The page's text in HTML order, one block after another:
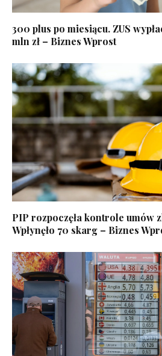
300 plus po miesiącu. ZUS
mln zł – Biznes Wprost
PIP rozpoczęła kontrole umów
Wpłynęło 70 skarg – Biznes